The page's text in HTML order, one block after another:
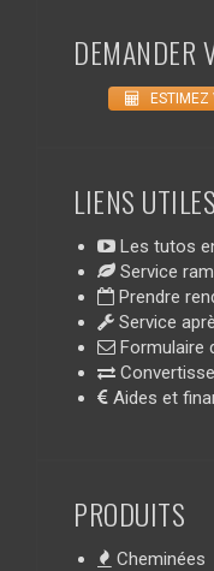
DEMANDER
LIENS UTILES
Les tutos
Service
Prendre
Service
Formulaire
Aides et
PRODUITS
Cheminées